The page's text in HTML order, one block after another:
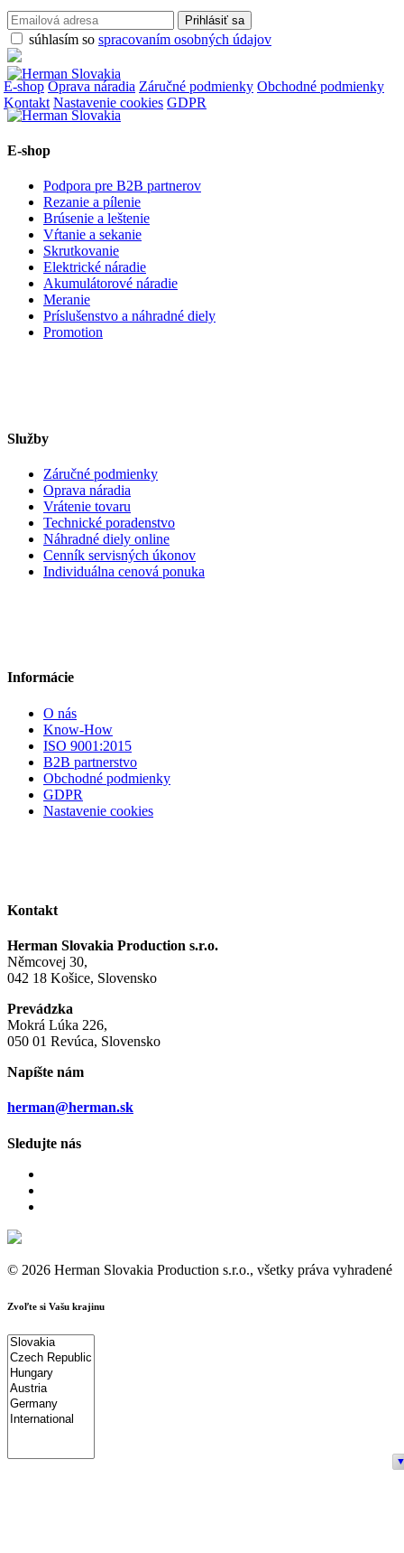
súhlasím so spracovaním osobných údajov
E-shop Oprava náradia Záručné podmienky Obchodné podmienky
Kontakt Nastavenie cookies GDPR
E-shop
Podpora pre B2B partnerov
Rezanie a pílenie
Brúsenie a leštenie
Vŕtanie a sekanie
Skrutkovanie
Elektrické náradie
Akumulátorové náradie
Meranie
Príslušenstvo a náhradné diely
Promotion
Služby
Záručné podmienky
Oprava náradia
Vrátenie tovaru
Technické poradenstvo
Náhradné diely online
Cenník servisných úkonov
Individuálna cenová ponuka
Informácie
O nás
Know-How
ISO 9001:2015
B2B partnerstvo
Obchodné podmienky
GDPR
Nastavenie cookies
Kontakt
Herman Slovakia Production s.r.o.
Němcovej 30,
042 18 Košice, Slovensko
Prevádzka
Mokrá Lúka 226,
050 01 Revúca, Slovensko
Napíšte nám
herman@herman.sk
Sledujte nás
© 2026 Herman Slovakia Production s.r.o., všetky práva vyhradené
Zvoľte si Vašu krajinu